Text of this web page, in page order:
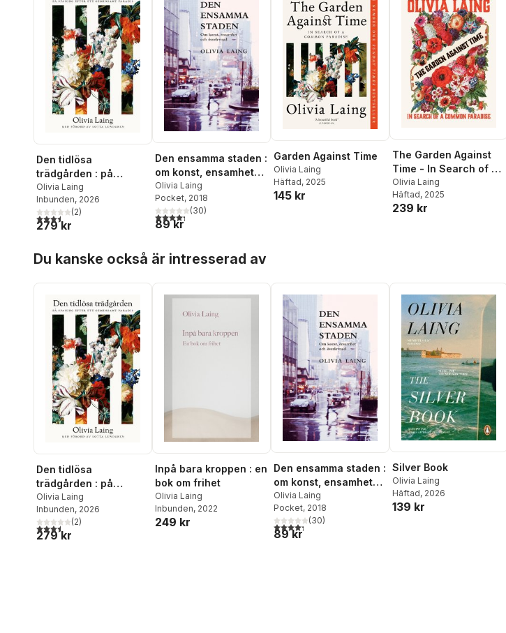
Den tidlösa
trädgården : på
spaning efter ett
gemensamt paradis
Olivia Laing
Inbunden, 2026
3,5utav 5 stjärnor. Totalt antal röster:
(2)
279 kr
Den ensamma staden :
om konst, ensamhet
och överlevnad
Olivia Laing
Pocket, 2018
4,3utav 5 stjärnor. Totalt antal röster:
(30)
89 kr
Garden Against Time
Olivia Laing
Häftad, 2025
145 kr
The Garden Against
Time - In Search of a
Common Paradise
Olivia Laing
Häftad, 2025
239 kr
Du kanske också är intresserad av
Den tidlösa
trädgården : på
spaning efter ett
gemensamt paradis
Olivia Laing
Inbunden, 2026
3,5utav 5 stjärnor. Totalt antal röster:
(2)
279 kr
Inpå bara kroppen : en
bok om frihet
Olivia Laing
Inbunden, 2022
249 kr
Den ensamma staden :
om konst, ensamhet
och överlevnad
Olivia Laing
Pocket, 2018
4,3utav 5 stjärnor. Totalt antal röster:
(30)
89 kr
Silver Book
Olivia Laing
Häftad, 2026
139 kr